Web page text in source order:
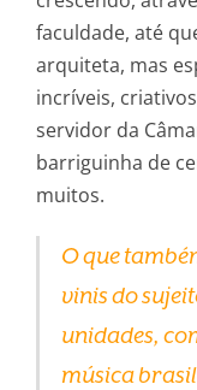
faculdade, até
arquiteta, mas
incríveis,
servidor da
barriguinha de
muitos.
O que
vinis do
unidades,
música